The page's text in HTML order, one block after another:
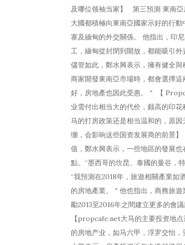
及哪位领袖当家】 第三預測 東南
大國都積極向東南亞國家示好的行
寨及緬甸的外交關係。 他指出，印
工，緬甸從封閉到開放，都能吸引
儘管如此，鄭水興表示，擁有健全
商家開發東南亞市場時，都會選擇
好，房地產也因此受惠。＂ 【
业需付出相当大的代价，颇高的印
马的打房政策还是相当温和的，原
绷，会影响这些国资发展商的前景
值，鄭水興表示，一些地區的發展
點。“墨西哥的坎昆、泰國的曼谷，
“我預測在2018年，旅遊相關產業如
的房地產業。＂他也指出，商務旅
勵2013至2016年之間建立更多的會
【propcafe.net大马的主要投资地
的房地产业，如马六甲，浮罗交怡